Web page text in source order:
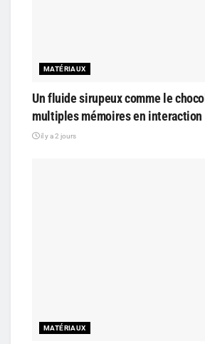
MATÉRIAUX
Un fluide sirupeux comme le
multiples mémoires en interaction
il y a 2 jours
MATÉRIAUX